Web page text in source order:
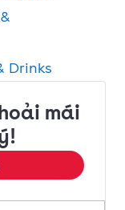
Drinks
mái